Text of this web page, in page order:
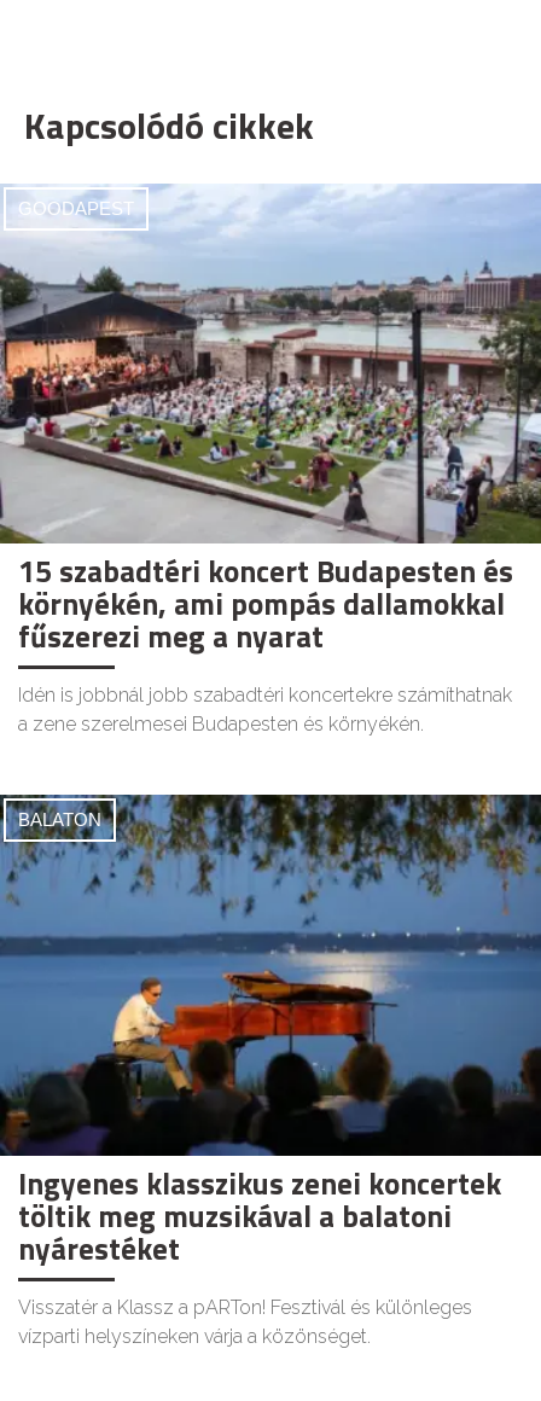
Kapcsolódó cikkek
GOODAPEST
15 szabadtéri koncert Budapesten és
környékén, ami pompás dallamokkal
fűszerezi meg a nyarat
Idén is jobbnál jobb szabadtéri koncertekre számíthatnak
a zene szerelmesei Budapesten és környékén.
BALATON
Ingyenes klasszikus zenei koncertek
töltik meg muzsikával a balatoni
nyárestéket
Visszatér a Klassz a pARTon! Fesztivál és különleges
vízparti helyszíneken várja a közönséget.